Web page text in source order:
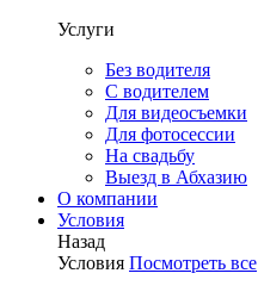
Услуги
Без водителя
С водителем
Для видеосъемки
Для фотосессии
На свадьбу
Выезд в Абхазию
О компании
Условия
Назад
Условия Посмотреть все